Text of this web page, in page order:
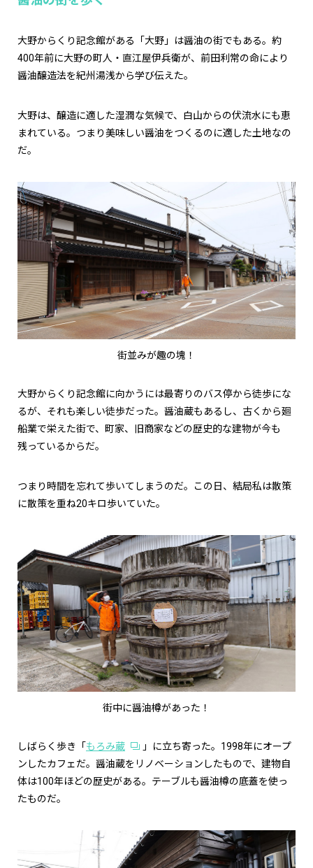
大野からくり記念館がある「大野」は醤油の街でもある。約
400年前に大野の町人・直江屋伊兵衛が、前田利常の命により
醤油醸造法を紀州湯浅から学び伝えた。
大野は、醸造に適した湿潤な気候で、白山からの伏流水にも恵
まれている。つまり美味しい醤油をつくるのに適した土地なの
だ。
街並みが趣の塊！
大野からくり記念館に向かうには最寄りのバス停から徒歩にな
るが、それも楽しい徒歩だった。醤油蔵もあるし、古くから廻
船業で栄えた街で、町家、旧商家などの歴史的な建物が今も
残っているからだ。
つまり時間を忘れて歩いてしまうのだ。この日、結局私は散策
に散策を重ね20キロ歩いていた。
街中に醤油樽があった！
しばらく歩き「 もろみ蔵
」に立ち寄った。1998年にオープ
ンしたカフェだ。醤油蔵をリノベーションしたもので、建物自
体は100年ほどの歴史がある。テーブルも醤油樽の底蓋を使っ
たものだ。